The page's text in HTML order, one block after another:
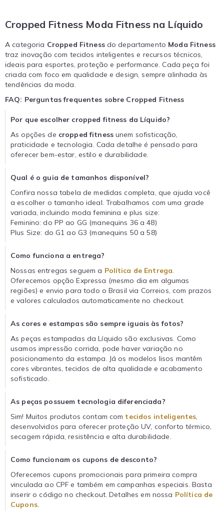
Cropped Fitness Moda Fitness na Líquido
A categoria Cropped Fitnessdo departamento Moda Fitness
traz inovação com tecidos inteligentes e recursos técnicos,
ideais para esportes, proteção e performance. Cada peça foi
criada com foco em qualidade e design, sempre alinhada às
tendências da moda.
FAQ: Perguntas frequentes sobre Cropped Fitness
Por que escolher cropped fitness da Líquido?
As opções de cropped fitnessunem sofisticação,
praticidade e tecnologia. Cada detalhe é pensado para
oferecer bem-estar, estilo e durabilidade.
Qual é o guia de tamanhos disponível?
Confira nossa tabela de medidas completa, que ajuda você
a escolher o tamanho ideal. Trabalhamos com uma grade
variada, incluindo moda feminina e plus size:
Feminino: do PP ao GG (manequins 36 a 48)
Plus Size: do G1 ao G3 (manequins 50 a 58)
Como funciona a entrega?
Nossas entregas seguem a Política de Entrega.
Oferecemos opção Expressa (mesmo dia em algumas
regiões) e envio para todo o Brasil via Correios, com prazos
e valores calculados automaticamente no checkout.
As cores e estampas são sempre iguais às fotos?
As peças estampadas da Líquido são exclusivas. Como
usamos impressão corrida, pode haver variação no
posicionamento da estampa. Já os modelos lisos mantêm
cores vibrantes, tecidos de alta qualidade e acabamento
sofisticado.
As peças possuem tecnologia diferenciada?
Sim! Muitos produtos contam com tecidos inteligentes,
desenvolvidos para oferecer proteção UV, conforto térmico,
secagem rápida, resistência e alta durabilidade.
Como funcionam os cupons de desconto?
Oferecemos cupons promocionais para primeira compra
vinculada ao CPF e também em campanhas especiais. Basta
inserir o código no checkout. Detalhes em nossa Política de
Cupons.